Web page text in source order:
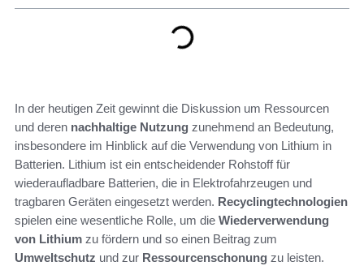
In der heutigen Zeit gewinnt die Diskussion um Ressourcen
und deren nachhaltige Nutzung zunehmend an Bedeutung,
insbesondere im Hinblick auf die Verwendung von Lithium in
Batterien. Lithium ist ein entscheidender Rohstoff für
wiederaufladbare Batterien, die in Elektrofahrzeugen und
tragbaren Geräten eingesetzt werden. Recyclingtechnologien
spielen eine wesentliche Rolle, um die Wiederverwendung
von Lithium zu fördern und so einen Beitrag zum
Umweltschutz und zur Ressourcenschonung zu leisten.